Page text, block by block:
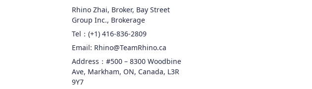
Rhino Zhai, Broker, Bay Street
Group Inc., Brokerage
Tel：(+1) 416-836-2809
Email: Rhino@TeamRhino.ca
Address：#500 – 8300 Woodbine
Ave, Markham, ON, Canada, L3R
9Y7